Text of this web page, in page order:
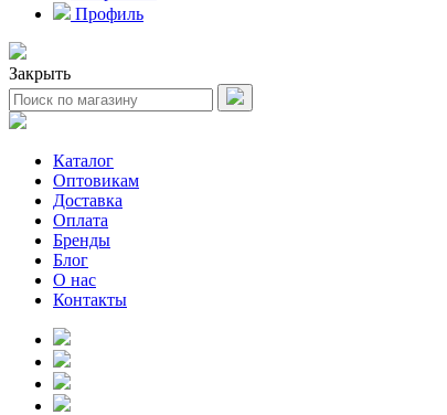
Профиль
Закрыть
Каталог
Оптовикам
Доставка
Оплата
Бренды
Блог
О нас
Контакты